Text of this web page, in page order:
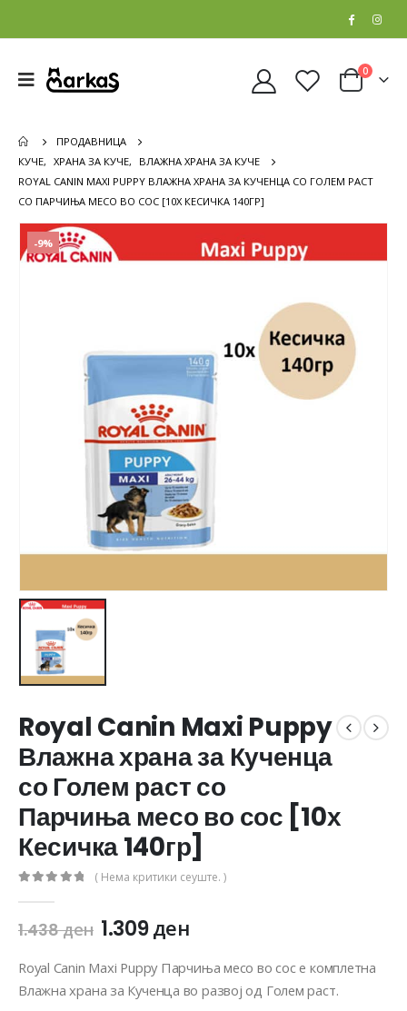
0
ПРОДАВНИЦА
КУЧЕ, ХРАНА ЗА КУЧЕ,
ВЛАЖНА ХРАНА ЗА КУЧЕ
ROYAL CANIN MAXI PUPPY ВЛАЖНА ХРАНА ЗА КУЧЕНЦА СО ГОЛЕМ РАСТ
СО ПАРЧИЊА МЕСО ВО СОС [10Х КЕСИЧКА 140ГР]
-9%
Royal Canin Maxi Puppy
Влажна храна за Кученца
со Голем раст со
Парчиња месо во сос [10х
Кесичка 140гр]
( Нема критики сеуште. )
1.438ден 1.309ден
Royal Canin Maxi Puppy Парчиња месо во сос е комплетна
Влажна храна за Кученца во развој од Голем раст.